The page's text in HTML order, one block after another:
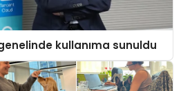
kullanıma sunuldu